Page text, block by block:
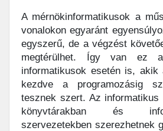
A mérnökinformatikusok a
vonalokon egyaránt
egyszerű, de a végzést
megtérülhet. Így van ez a
informatikusok esetén is, akik
kezdve a programozásig
tesznek szert. Az informatikus
könyvtárakban és
szervezetekben szerezhetnek